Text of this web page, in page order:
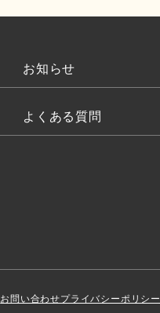
お知らせ
よくある質問
お問い合わせプライバシーポリシー